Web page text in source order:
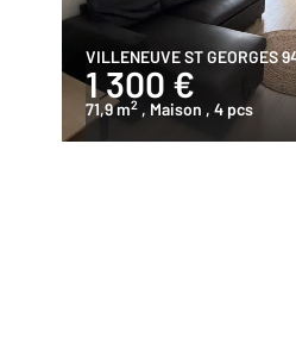
VILLENEUVE ST GEORGES
1 300 €
71,9 m2 , Maison , 4 pcs